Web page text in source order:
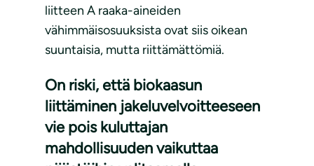
liitteen A raaka-aineiden
vähimmäisosuuksista ovat siis oikean
suuntaisia, mutta riittämättömiä.
On riski, että biokaasun
liittäminen jakeluvelvoitteeseen
vie pois kuluttajan
mahdollisuuden vaikuttaa